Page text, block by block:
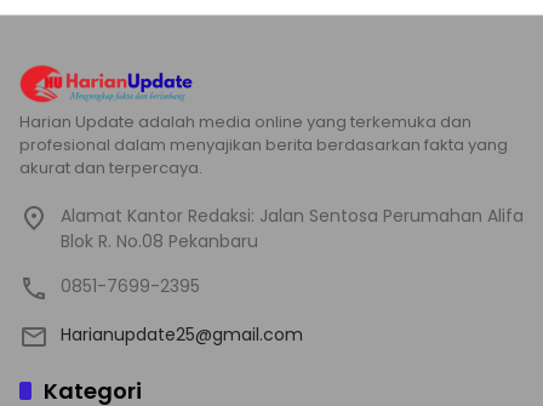
Harian Update adalah media online yang terkemuka dan
profesional dalam menyajikan berita berdasarkan fakta yang
akurat dan terpercaya.
Alamat Kantor Redaksi: Jalan Sentosa Perumahan Alifa
Blok R. No.08 Pekanbaru
0851-7699-2395
Harianupdate25@gmail.com
Kategori